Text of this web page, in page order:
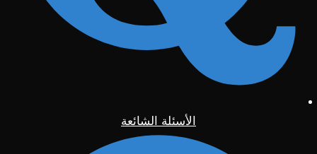
الأسئلة الشائعة